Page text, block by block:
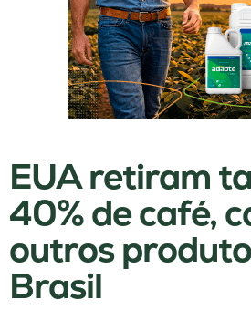
EUA retiram
40% de café,
outros
Brasil